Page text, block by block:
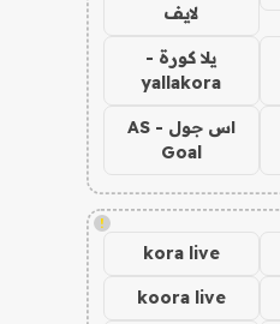
لايف
يلا كورة -
yallakora
اس جول - AS
Goal
!
kora live
koora live